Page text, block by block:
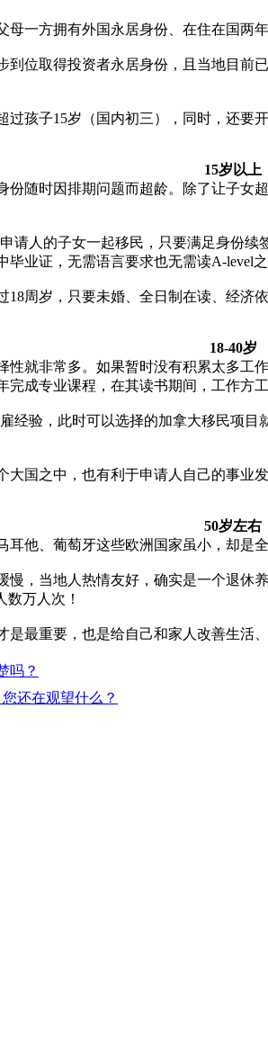
一方拥有外国永居身份、在住在国两
位取得投资者永居身份，且当地目
孩子15岁（国内初三），同时，还要
15岁以上
随时因排期问题而超龄。除了让子
请人的子女一起移民，只要满足身份
业证，无需语言要求也无需读A-level
周岁，只要未婚、全日制在读、经济
18-40岁
就非常多。如果暂时没有积累太多
成专业课程，在其读书期间，工作方
经验，此时可以选择的加拿大移民项
国之中，也有利于申请人自己的事业发
50岁左右
他、葡萄牙这些欧洲国家虽小，却是
慢，当地人热情友好，确实是一个退
数万人次！
最重要，也是给自己和家人改善生活
吗？
还在观望什么？